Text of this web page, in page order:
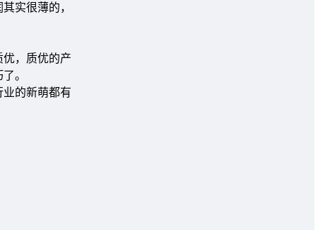
实很薄的，
，质优的产
。
的新萌都有